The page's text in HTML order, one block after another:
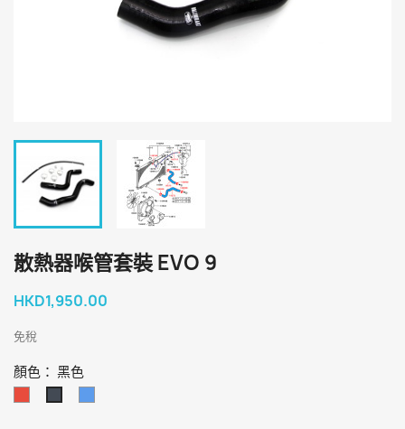
散熱器喉管套裝 EVO 9
HKD1,950.00
免稅
顏色： 黑色